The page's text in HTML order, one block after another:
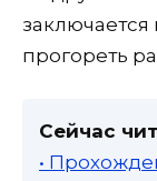
прогореть
Сейчас
•